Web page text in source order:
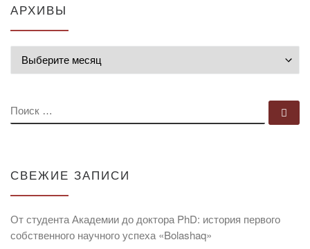
АРХИВЫ
ПОИСК
СВЕЖИЕ ЗАПИСИ
От студента Академии до доктора PhD: история первого
собственного научного успеха «Bolashaq»